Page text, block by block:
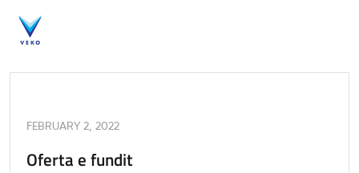
FEBRUARY 2, 2022
Oferta e fundit